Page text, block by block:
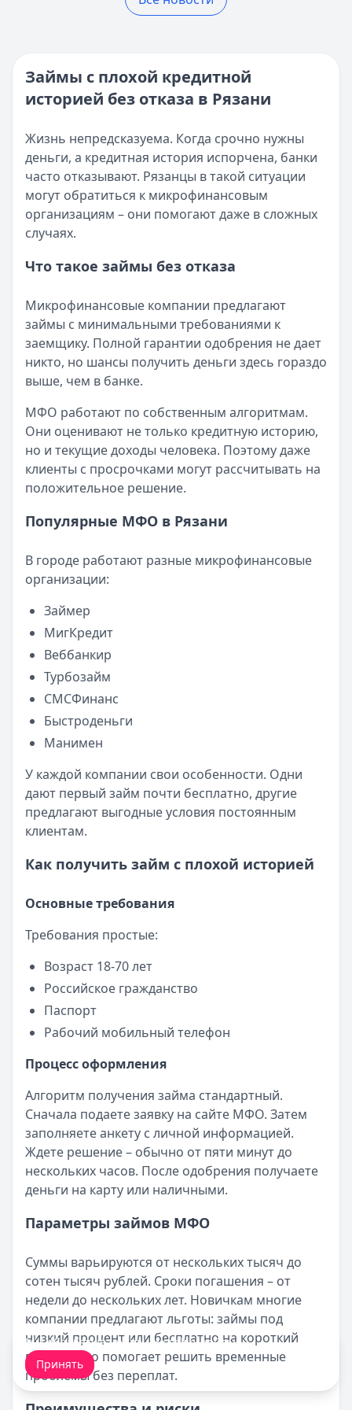
Реестр МФО ЦБ РФ - проверка МФО на официальном
Категория:МФО и микрозаймы
Читать статью
Все статьи
Разбираем, где в 2025 году в России взять
Возврат переплаты в «Займере»: актуальная
Кратко:Разбираем, как вернуть переплату или
Категория: МФО
Читать новость
Срочный микрозайм 15 000 ₽ на карту: свежая
Кратко:Нужны 15 000 рублей на карту прямо сегодня?
Опубликовано:5 декабря 2025 г.
Категория:МФО
Рекордный рост доли клиентов МФО с iPhone: что
Опубликовано:5 декабря 2025 г.
Категория:МФО
Читать новость
57 сервисов микрозаймов через Госуслуги: где
Кратко:Авторизация через Госуслуги ускоряет
Категория:МФО
Читать новость
Смс о «одобренном займе» от Bigmani Ru: как
Кратко:Пришло СМС об одобрении займа от Bigmani
Опубликовано:23 ноября 2025 г.
Категория:МФО
Читать новость
Все новости
Займы с плохой кредитной
историей без отказа в Рязани
Жизнь непредсказуема. Когда срочно нужны
деньги, а кредитная история испорчена, банки
часто отказывают. Рязанцы в такой ситуации
могут обратиться к микрофинансовым
организациям – они помогают даже в сложных
случаях.
Что такое займы без отказа
Микрофинансовые компании предлагают
займы с минимальными требованиями к
заемщику. Полной гарантии одобрения не дает
никто, но шансы получить деньги здесь гораздо
выше, чем в банке.
МФО работают по собственным алгоритмам.
Они оценивают не только кредитную историю,
но и текущие доходы человека. Поэтому даже
клиенты с просрочками могут рассчитывать на
положительное решение.
Популярные МФО в Рязани
В городе работают разные микрофинансовые
организации:
Займер
МигКредит
Веббанкир
Турбозайм
СМСФинанс
Быстроденьги
Манимен
У каждой компании свои особенности. Одни
дают первый займ почти бесплатно, другие
предлагают выгодные условия постоянным
клиентам.
Как получить займ с плохой историей
Основные требования
Требования простые:
Возраст 18-70 лет
Российское гражданство
Паспорт
Рабочий мобильный телефон
Процесс оформления
Алгоритм получения займа стандартный.
Сначала подаете заявку на сайте МФО. Затем
заполняете анкету с личной информацией.
Ждете решение – обычно от пяти минут до
нескольких часов. После одобрения получаете
деньги на карту или наличными.
Параметры займов МФО
Суммы варьируются от нескольких тысяч до
сотен тысяч рублей. Сроки погашения – от
недели до нескольких лет. Новичкам многие
компании предлагают льготы: займы под
низкий процент или бесплатно на короткий
период. Это помогает решить временные
проблемы без переплат.
Мы обрабатываем ваши cookie-файлы.
Принять